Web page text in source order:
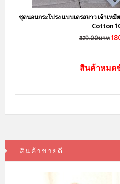
ชุดนอนกระโปรง แบบเดรสยาว เจ้าเ
Cotton
329.00บาท
สินค้าหมด
สินค้าขายดี